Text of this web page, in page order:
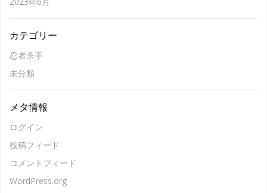
カテゴリー
忍者杀手
未分類
メタ情報
ログイン
投稿フィード
コメントフィード
WordPress.org